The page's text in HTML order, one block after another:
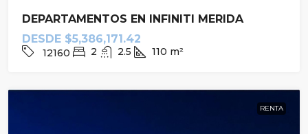
DEPARTAMENTOS EN INFINITI MERIDA
DESDE $5,386,171.42
12160 2 2.5 110 m²
RENTA